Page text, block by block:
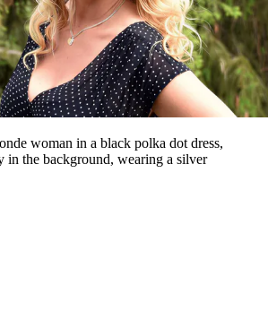
woman in a black polka dot dress,
in the background, wearing a silver